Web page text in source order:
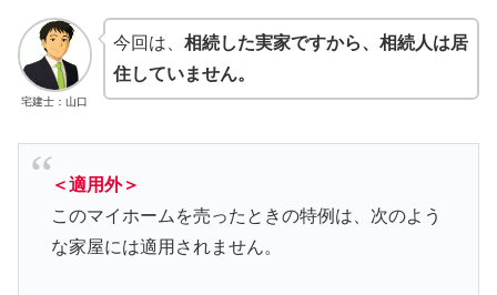
宅建士：山口
今回は、 相続した実家ですから、相続人は居
住していません。
＜適用外＞
このマイホームを売ったときの特例は、次のよう
な家屋には適用されません。